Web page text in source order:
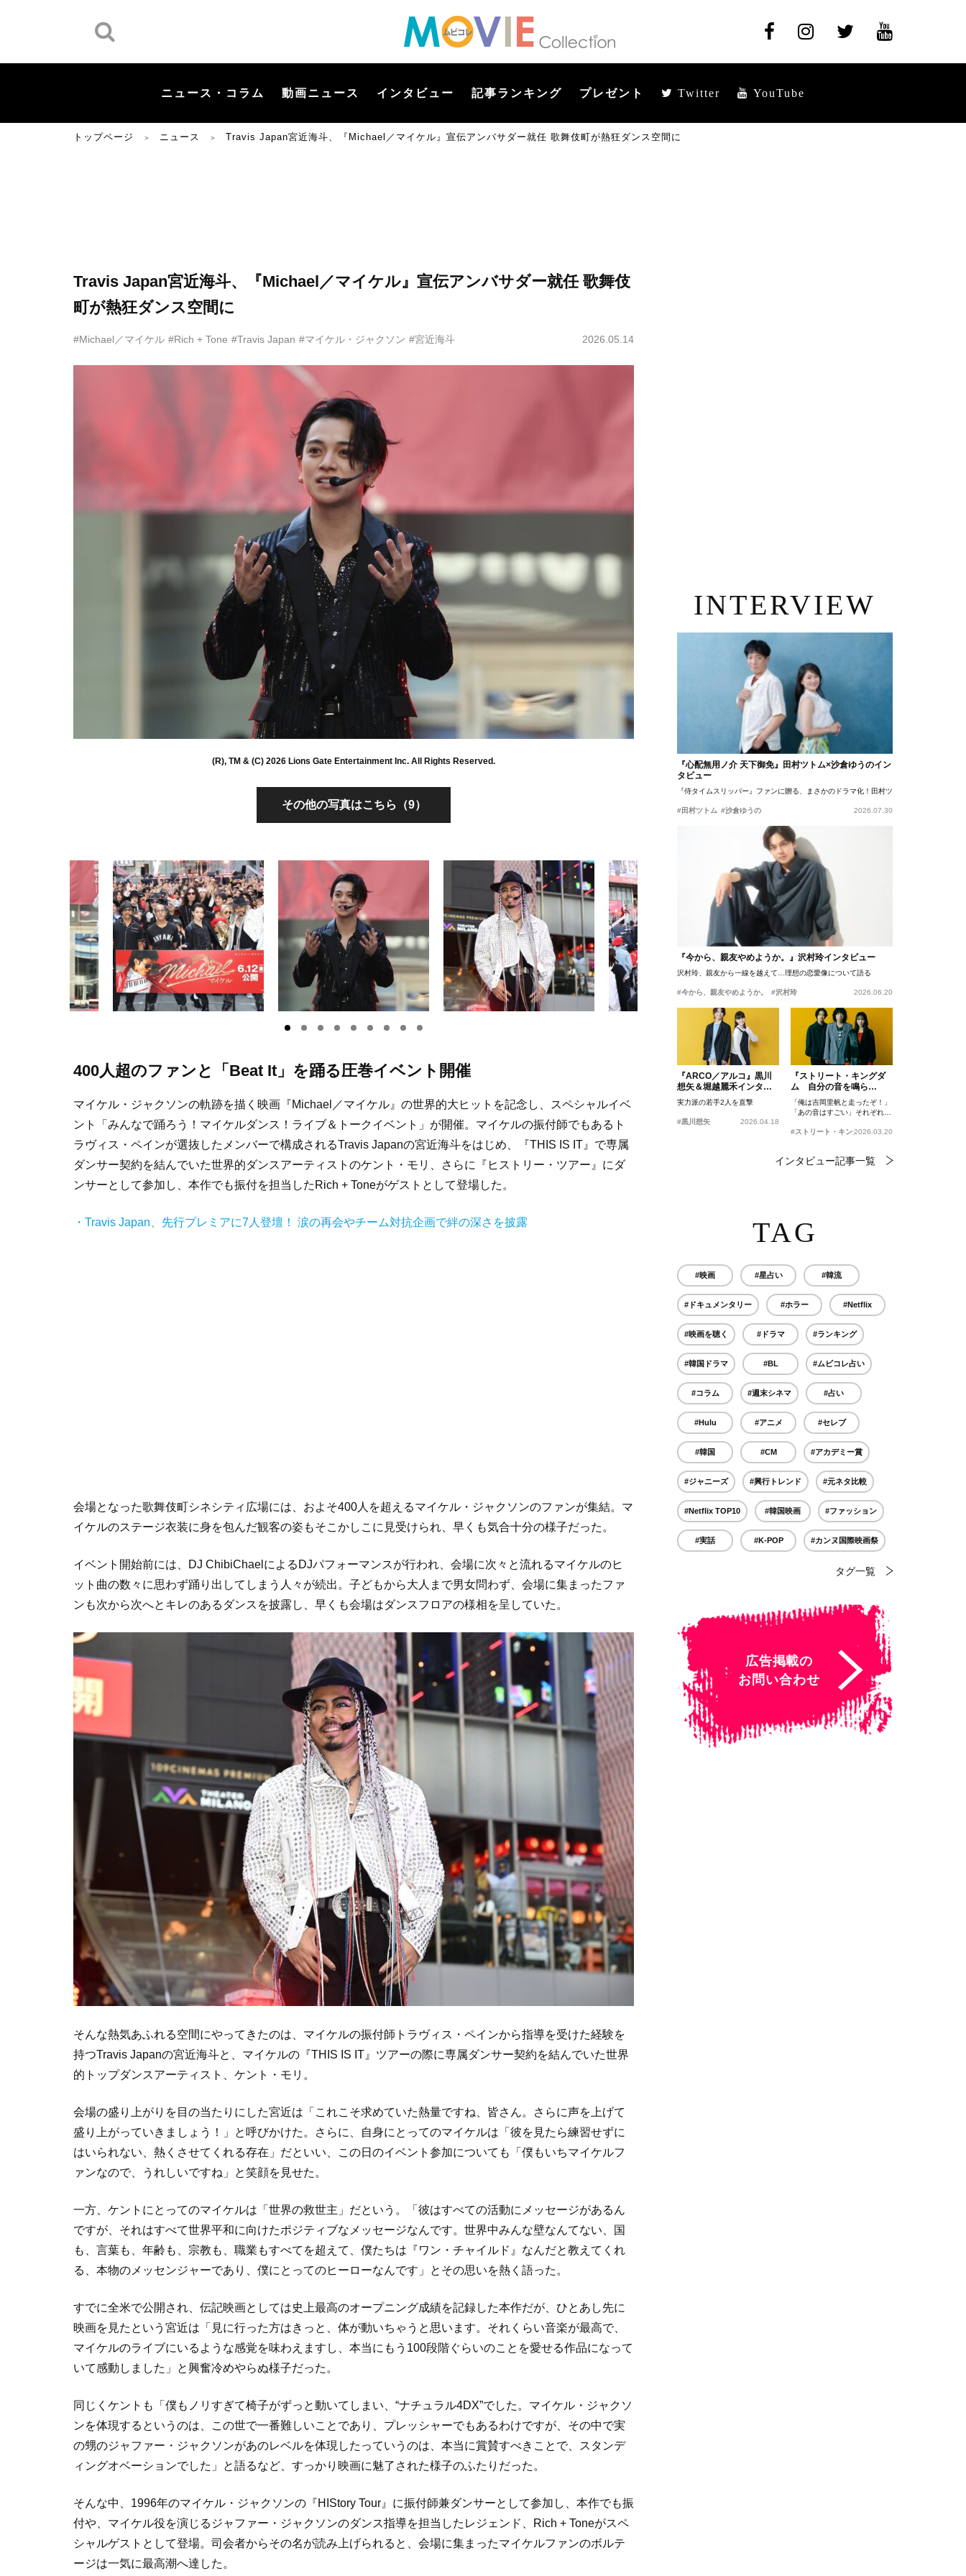
ニュース・コラム 動画ニュース インタビュー 記事ランキング プレゼント Twitter YouTube
トップページ ＞ ニュース ＞ Travis Japan宮近海斗、『Michael／マイケル』宣伝アンバサダー就任 歌舞伎町が熱狂ダンス空間に
Travis Japan宮近海斗、『Michael／マイケル』宣伝アンバサダー就任 歌舞伎
町が熱狂ダンス空間に
#Michael／マイケル #Rich + Tone #Travis Japan #マイケル・ジャクソン #宮近海斗 2026.05.14
(R), TM & (C) 2026 Lions Gate Entertainment Inc. All Rights Reserved.
その他の写真はこちら（9）
400人超のファンと「Beat It」を踊る圧巻イベント開催
マイケル・ジャクソンの軌跡を描く映画『Michael／マイケル』の世界的大ヒットを記念し、スペシャルイベ
ント「みんなで踊ろう！マイケルダンス！ライブ＆トークイベント」が開催。マイケルの振付師でもあるト
ラヴィス・ペインが選抜したメンバーで構成されるTravis Japanの宮近海斗をはじめ、『THIS IS IT』で専属
ダンサー契約を結んでいた世界的ダンスアーティストのケント・モリ、さらに『ヒストリー・ツアー』にダ
ンサーとして参加し、本作でも振付を担当したRich + Toneがゲストとして登場した。
・Travis Japan、先行プレミアに7人登壇！ 涙の再会やチーム対抗企画で絆の深さを披露
会場となった歌舞伎町シネシティ広場には、およそ400人を超えるマイケル・ジャクソンのファンが集結。マ
イケルのステージ衣装に身を包んだ観客の姿もそこかしこに見受けられ、早くも気合十分の様子だった。
イベント開始前には、DJ ChibiChaelによるDJパフォーマンスが行われ、会場に次々と流れるマイケルのヒ
ット曲の数々に思わず踊り出してしまう人々が続出。子どもから大人まで男女問わず、会場に集まったファ
ンも次から次へとキレのあるダンスを披露し、早くも会場はダンスフロアの様相を呈していた。
そんな熱気あふれる空間にやってきたのは、マイケルの振付師トラヴィス・ペインから指導を受けた経験を
持つTravis Japanの宮近海斗と、マイケルの『THIS IS IT』ツアーの際に専属ダンサー契約を結んでいた世界
的トップダンスアーティスト、ケント・モリ。
会場の盛り上がりを目の当たりにした宮近は「これこそ求めていた熱量ですね、皆さん。さらに声を上げて
盛り上がっていきましょう！」と呼びかけた。さらに、自身にとってのマイケルは「彼を見たら練習せずに
はいられない、熱くさせてくれる存在」だといい、この日のイベント参加についても「僕もいちマイケルフ
ァンなので、うれしいですね」と笑顔を見せた。
一方、ケントにとってのマイケルは「世界の救世主」だという。「彼はすべての活動にメッセージがあるん
ですが、それはすべて世界平和に向けたポジティブなメッセージなんです。世界中みんな壁なんてない、国
も、言葉も、年齢も、宗教も、職業もすべてを超えて、僕たちは『ワン・チャイルド』なんだと教えてくれ
る、本物のメッセンジャーであり、僕にとってのヒーローなんです」とその思いを熱く語った。
すでに全米で公開され、伝記映画としては史上最高のオープニング成績を記録した本作だが、ひとあし先に
映画を見たという宮近は「見に行った方はきっと、体が動いちゃうと思います。それくらい音楽が最高で、
マイケルのライブにいるような感覚を味わえますし、本当にもう100段階ぐらいのことを愛せる作品になって
いて感動しました」と興奮冷めやらぬ様子だった。
同じくケントも「僕もノリすぎて椅子がずっと動いてしまい、“ナチュラル4DX”でした。マイケル・ジャクソ
ンを体現するというのは、この世で一番難しいことであり、プレッシャーでもあるわけですが、その中で実
の甥のジャファー・ジャクソンがあのレベルを体現したっていうのは、本当に賞賛すべきことで、スタンデ
ィングオベーションでした」と語るなど、すっかり映画に魅了された様子のふたりだった。
そんな中、1996年のマイケル・ジャクソンの『HIStory Tour』に振付師兼ダンサーとして参加し、本作でも振
付や、マイケル役を演じるジャファー・ジャクソンのダンス指導を担当したレジェンド、Rich + Toneがスペ
シャルゲストとして登場。司会者からその名が読み上げられると、会場に集まったマイケルファンのボルテ
ージは一気に最高潮へ達した。
INTERVIEW
『心配無用ノ介 天下御免』田村ツトム×沙倉ゆうのイン
タビュー
『侍タイムスリッパー』ファンに贈る、まさかのドラマ化！田村ツトム×沙倉ゆうのが語
#田村ツトム #沙倉ゆうの 2026.07.30
『今から、親友やめようか。』沢村玲インタビュー
沢村玲、親友から一線を越えて…理想の恋愛像について語る
#今から、親友やめようか。 #沢村玲 2026.06.20
『ARCO／アルコ』黒川
想矢＆堀越麗禾インタビ
ュー
実力派の若手2人を直撃
#黒川想矢 2026.04.18
『ストリート・キングダ
ム 自分の音を鳴ら
せ。』峯田和伸、若葉竜
也、吉岡里帆インタビュ
ー
「俺は吉岡里帆と走ったぞ！」
「あの音はすごい」それぞれの
#ストリート・キングダム 自分の音を鳴らせ。
2026.03.20
インタビュー記事一覧
TAG
#映画 #星占い #韓流
#ドキュメンタリー #ホラー #Netflix
#映画を聴く #ドラマ #ランキング
#韓国ドラマ #BL #ムビコレ占い
#コラム #週末シネマ #占い
#Hulu #アニメ #セレブ
#韓国 #CM #アカデミー賞
#ジャニーズ #興行トレンド #元ネタ比較
#Netflix TOP10 #韓国映画 #ファッション
#実話 #K-POP #カンヌ国際映画祭
タグ一覧
広告掲載の
お問い合わせ